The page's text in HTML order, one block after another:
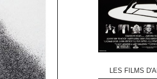
LES FILMS